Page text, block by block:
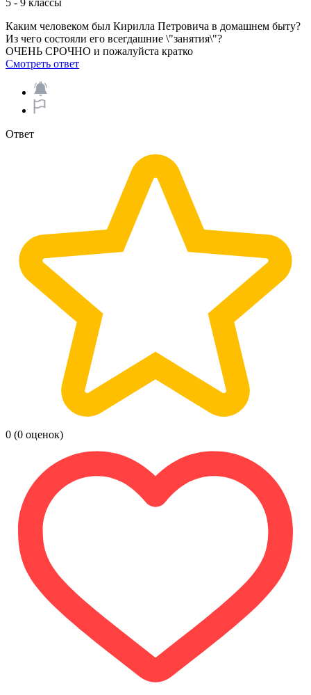
5 - 9 классы
Каким человеком был Кирилла Петровича в домашнем быту?
Из чего состояли его всегдашние \"занятия\"?
ОЧЕНЬ СРОЧНО и пожалуйста кратко​
Смотреть ответ
Ответ
0 (0 оценок)